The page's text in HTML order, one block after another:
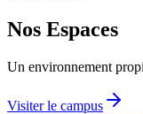
Nos Espaces
Un environnement
Visiter le campus